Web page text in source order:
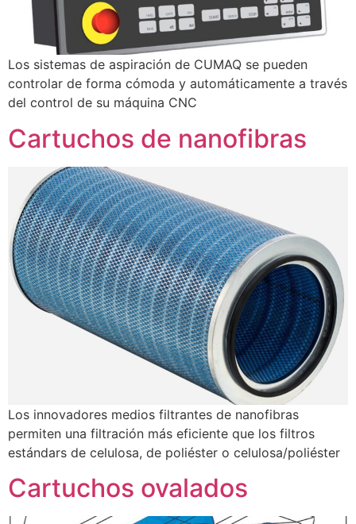
Los sistemas de aspiración de CUMAQ se pueden
controlar de forma cómoda y automáticamente a través
del control de su máquina CNC
Cartuchos de nanofibras
Los innovadores medios filtrantes de nanofibras
permiten una filtración más eficiente que los filtros
estándars de celulosa, de poliéster o celulosa/poliéster
Cartuchos ovalados